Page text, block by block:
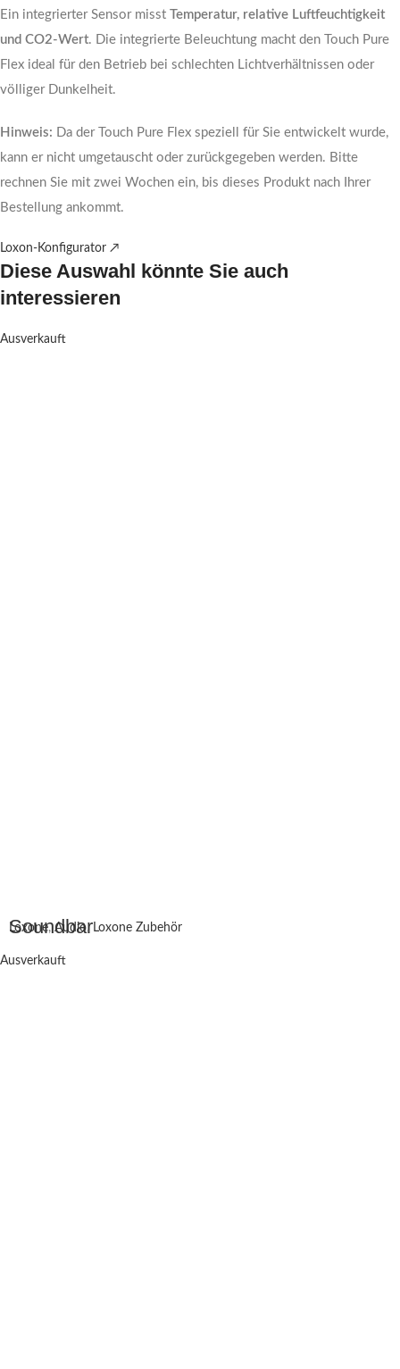
Ein integrierter Sensor misst Temperatur, relative Luftfeuchtigkeit
und CO2-Wert. Die integrierte Beleuchtung macht den Touch Pure
Flex ideal für den Betrieb bei schlechten Lichtverhältnissen oder
völliger Dunkelheit.
Hinweis: Da der Touch Pure Flex speziell für Sie entwickelt wurde,
kann er nicht umgetauscht oder zurückgegeben werden. Bitte
rechnen Sie mit zwei Wochen ein, bis dieses Produkt nach Ihrer
Bestellung ankommt.
Loxon-Konfigurator ↗
Diese Auswahl könnte Sie auch
interessieren
Ausverkauft
Soundbar
Loxone,Audio,Loxone Zubehör
Ausverkauft